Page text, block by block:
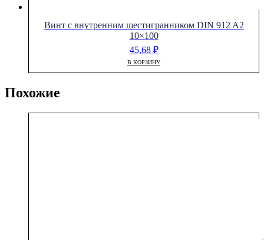
Винт с внутренним шестигранником DIN 912 A2
10×100
45,68 ₽
В КОРЗИНУ
Похожие